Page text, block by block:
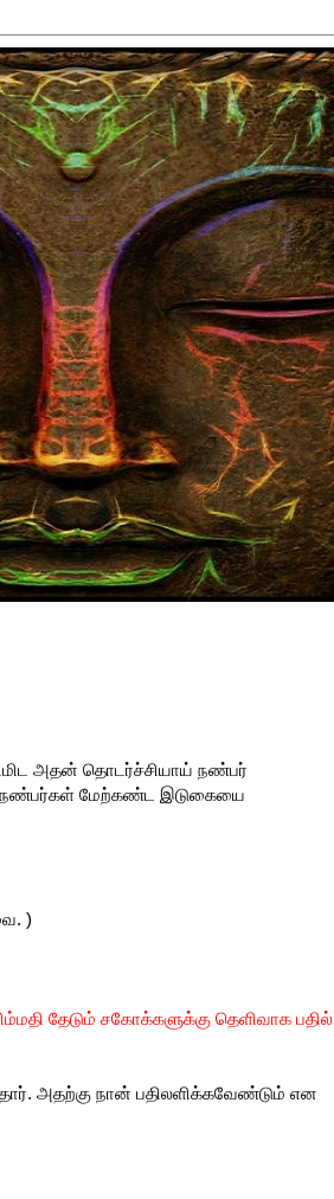
அதன் தொடர்ச்சியாய் நண்பர்
நண்பர்கள் மேற்கண்ட இடுகையை
)
தேடும் சகோக்களுக்கு தெளிவாக பதில்
அதற்கு நான் பதிலளிக்கவேண்டும் என